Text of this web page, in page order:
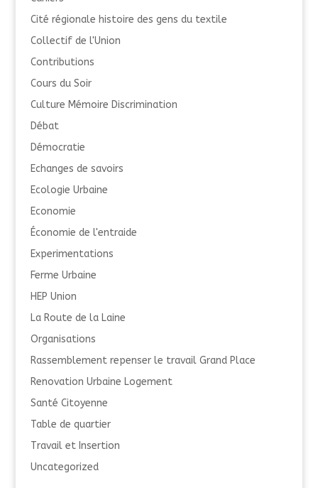
Cité régionale histoire des gens du textile
Collectif de l'Union
Contributions
Cours du Soir
Culture Mémoire Discrimination
Débat
Démocratie
Echanges de savoirs
Ecologie Urbaine
Economie
Économie de l'entraide
Experimentations
Ferme Urbaine
HEP Union
La Route de la Laine
Organisations
Rassemblement repenser le travail Grand Place
Renovation Urbaine Logement
Santé Citoyenne
Table de quartier
Travail et Insertion
Uncategorized